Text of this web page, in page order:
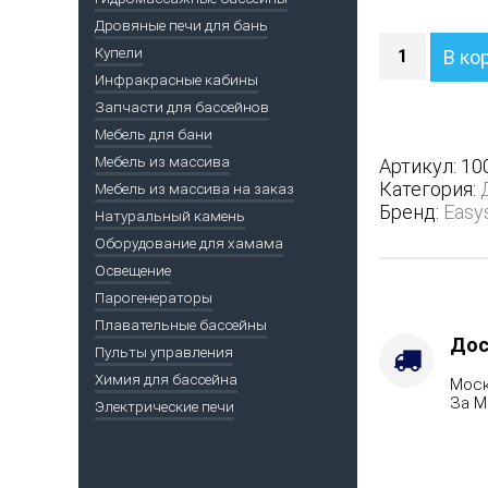
Печь
Анапа
кожухе
с
боковым
321,
Варианты
В
Артикул:
Категория:
Бренд:
За
Дровяные печи для бань
Купели
Инфракрасные кабины
Запчасти для бассейнов
Мебель для бани
Мебель из массива
Мебель из массива на заказ
Натуральный камень
Оборудование для хамама
Освещение
Парогенераторы
Плавательные бассейны
Пульты управления
Химия для бассейна
Электрические печи